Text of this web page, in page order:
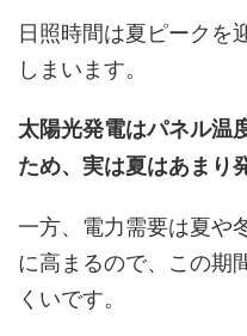
日照時間は夏ピークを
しまいます。
太陽光発電はパネル温
ため、実は夏はあまり
一方、電力需要は夏や
に高まるので、この期
くいです。